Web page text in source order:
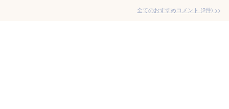
全てのおすすめコメント (2件) >